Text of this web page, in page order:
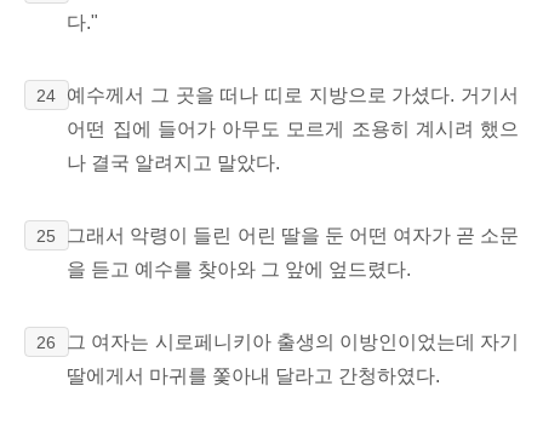
다."
24
예수께서 그 곳을 떠나 띠로 지방으로 가셨다. 거기서
어떤 집에 들어가 아무도 모르게 조용히 계시려 했으
나 결국 알려지고 말았다.
25
그래서 악령이 들린 어린 딸을 둔 어떤 여자가 곧 소문
을 듣고 예수를 찾아와 그 앞에 엎드렸다.
26
그 여자는 시로페니키아 출생의 이방인이었는데 자기
딸에게서 마귀를 쫓아내 달라고 간청하였다.